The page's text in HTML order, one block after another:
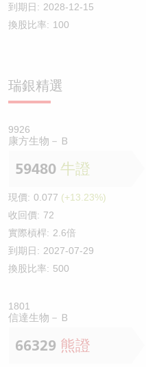
到期日: 2028-12-15
換股比率: 100
瑞銀精選
9926
康方生物－Ｂ
59480 牛證
現價: 0.077 (+13.23%)
收回價: 72
實際槓桿: 2.6倍
到期日: 2027-07-29
換股比率: 500
1801
信達生物－Ｂ
66329 熊證